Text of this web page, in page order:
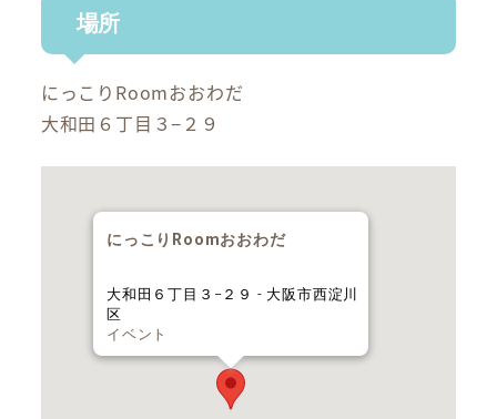
場所
にっこりRoomおおわだ
大和田６丁目３−２９
にっこりRoomおおわだ
大和田６丁目３−２９ - 大阪市西淀川
区
イベント